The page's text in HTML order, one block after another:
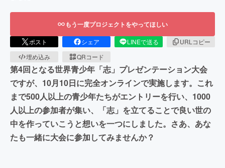
もう一度プロジェクトをやってほしい
ポスト シェア LINEで送る
URLコピー
埋め込み
QRコード
第4回となる世界青少年「志」プレゼンテーション大会
ですが、10月10日に完全オンラインで実施します。これ
まで500人以上の青少年たちがエントリーを行い、1000
人以上の参加者が集い、「志」を立てることで良い世の
中を作っていこうと想いを一つにしました。さあ、あな
たも一緒に大会に参加してみませんか？